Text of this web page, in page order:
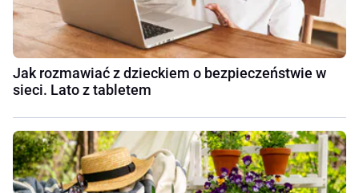
Jak rozmawiać z dzieckiem o bezpieczeństwie w
sieci. Lato z tabletem